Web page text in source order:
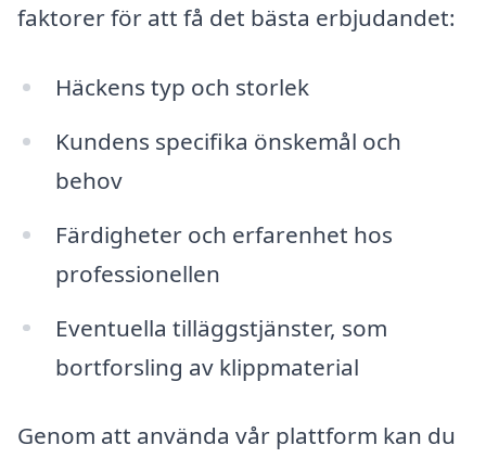
faktorer för att få det bästa erbjudandet:
Häckens typ och storlek
Kundens specifika önskemål och
behov
Färdigheter och erfarenhet hos
professionellen
Eventuella tilläggstjänster, som
bortforsling av klippmaterial
Genom att använda vår plattform kan du